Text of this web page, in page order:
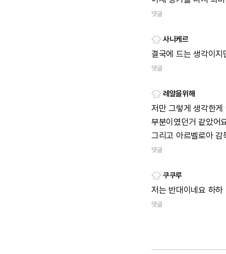
댓글
사니케르
결국에 드는 생각이지
댓글
레알을위해
저만 그렇게 생각한게
부분이였던거 같았어
그리고 아르벨로아 감
댓글
쿠쿠루
저는 반대이네요 하하
댓글